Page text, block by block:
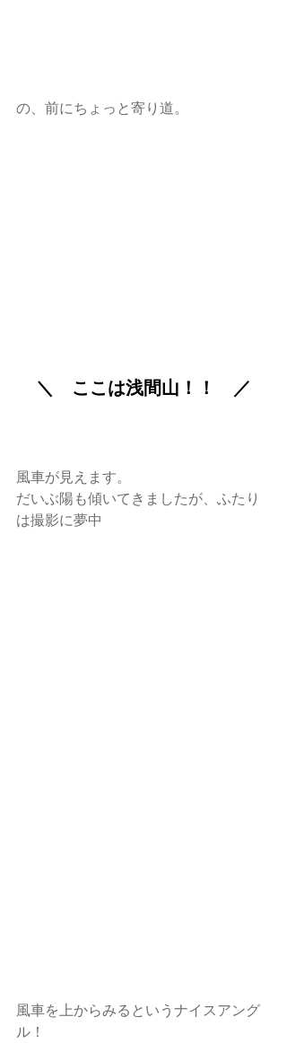
の、前にちょっと寄り道。
＼　ここは浅間山！！　／
風車が見えます。
だいぶ陽も傾いてきましたが、ふたり
は撮影に夢中
風車を上からみるというナイスアング
ル！